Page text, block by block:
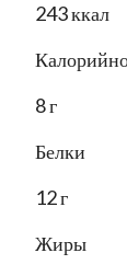
243 ккал
8 г
Белки
12 г
Жиры